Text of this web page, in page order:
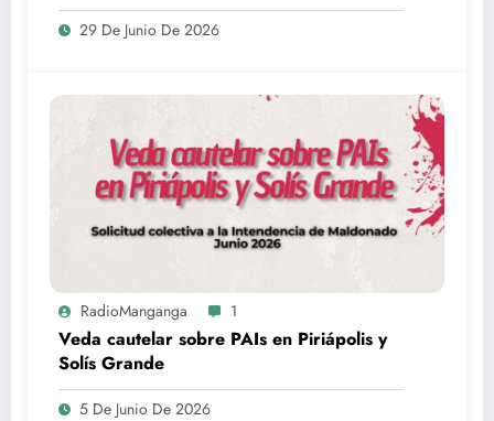
29 De Junio De 2026
RadioManganga 1
Veda cautelar sobre PAIs en Piriápolis y
Solís Grande
5 De Junio De 2026